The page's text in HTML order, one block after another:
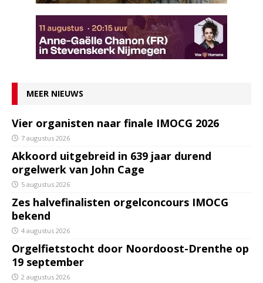
MEER NIEUWS
Vier organisten naar finale IMOCG 2026
7 augustus 2026
Akkoord uitgebreid in 639 jaar durend
orgelwerk van John Cage
5 augustus 2026
Zes halvefinalisten orgelconcours IMOCG
bekend
4 augustus 2026
Orgelfietstocht door Noordoost-Drenthe op
19 september
2 augustus 2026